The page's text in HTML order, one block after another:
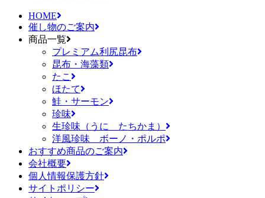
HOME
催し物のご案内
商品一覧
プレミアム利尻昆布
昆布・海藻類
たこ
ほたて
鮭・サーモン
珍味
生珍味（うに たちかま）
洋風珍味 ボーノ・ポルポ
おすすめ商品のご案内
会社概要
個人情報保護方針
サイトポリシー